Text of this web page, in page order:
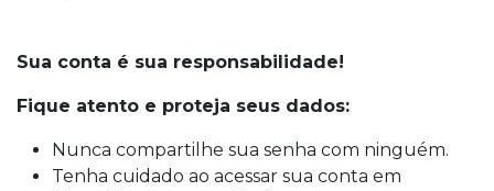
Sua conta é sua responsabilidade!
Fique atento e proteja seus dados:
Nunca compartilhe sua senha com ninguém.
Tenha cuidado ao acessar sua conta em